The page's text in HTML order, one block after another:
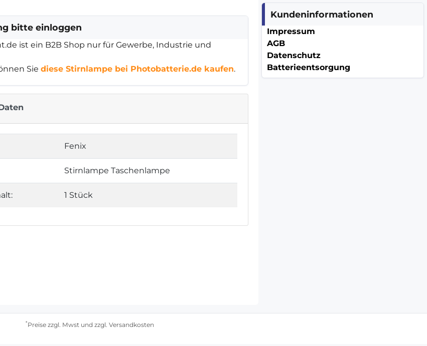
bitte einloggen
ist ein B2B Shop nur für Gewerbe, Industrie und
Siediese Stirnlampe bei Photobatterie.de kaufen.
Fenix
Stirnlampe Taschenlampe
1 Stück
Kundeninformationen
Impressum
AGB
Datenschutz
Batterieentsorgung
*Preise zzgl. Mwst und zzgl. Versandkosten